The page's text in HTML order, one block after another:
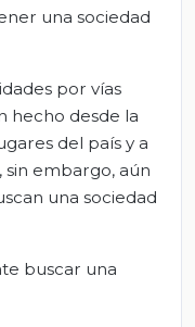
una sociedad
por vías
hecho desde la
del país y a
sin embargo, aún
una sociedad
buscar una